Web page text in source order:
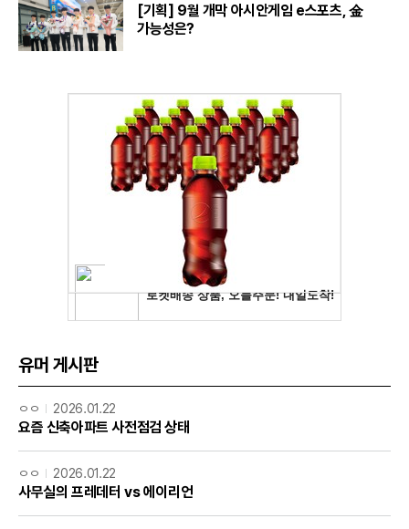
[기획] 9월 개막 아시안게임 e스포츠, 金
가능성은?
유머 게시판
ㅇㅇ 2026.01.22
요즘 신축아파트 사전점검 상태
ㅇㅇ 2026.01.22
사무실의 프레데터 vs 에이리언